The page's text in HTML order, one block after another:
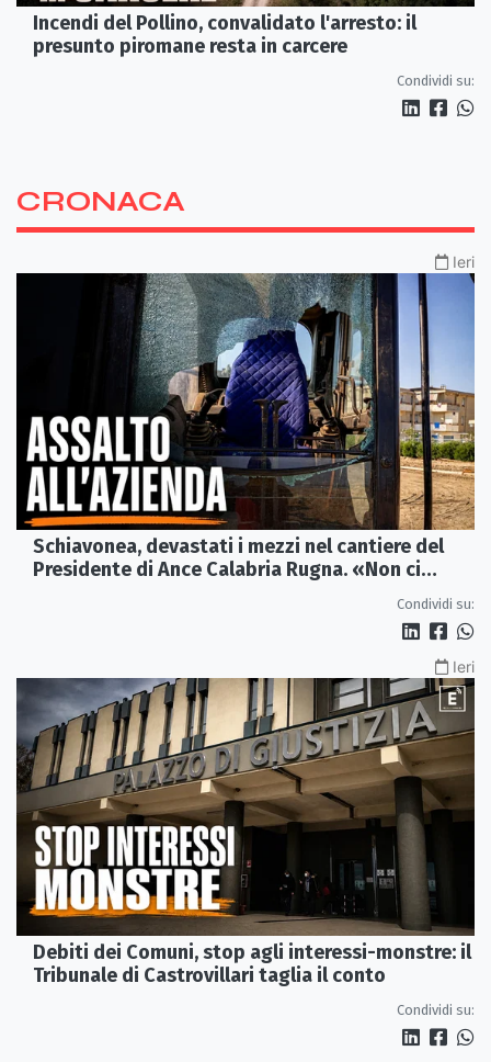
Incendi del Pollino, convalidato l'arresto: il
presunto piromane resta in carcere
Condividi su:
CRONACA
Ieri
Schiavonea, devastati i mezzi nel cantiere del
Presidente di Ance Calabria Rugna. «Non ci
Condividi su:
Ieri
Debiti dei Comuni, stop agli interessi-monstre: il
Tribunale di Castrovillari taglia il conto
Condividi su: